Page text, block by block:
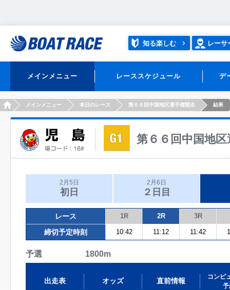
知る楽しむ レーサ
メインメニュー レーススケジュール デ
HOMEメインメニュー 本日のレース 第６６回中国地区選手権競走 結果
第６６回中国地
2月5日
初日
2月6日
２日目
レース 1R 2R 3R
締切予定時刻 10:42 11:12 11:42
予選 1800m
出走表 オッズ 直前情報
コンピ
予